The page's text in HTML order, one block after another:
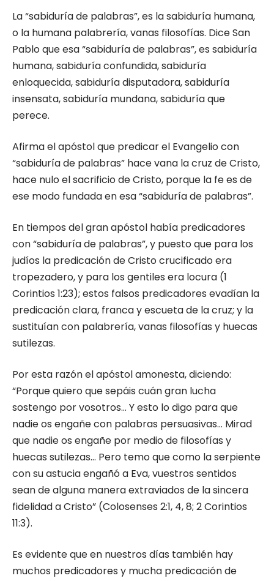
La “sabiduría de palabras”, es la sabiduría humana,
o la humana palabrería, vanas filosofías. Dice San
Pablo que esa “sabiduría de palabras”, es sabiduría
humana, sabiduría confundida, sabiduría
enloquecida, sabiduría disputadora, sabiduría
insensata, sabiduría mundana, sabiduría que
perece.
Afirma el apóstol que predicar el Evangelio con
“sabiduría de palabras” hace vana la cruz de Cristo,
hace nulo el sacrificio de Cristo, porque la fe es de
ese modo fundada en esa “sabiduría de palabras”.
En tiempos del gran apóstol había predicadores
con “sabiduría de palabras”, y puesto que para los
judíos la predicación de Cristo crucificado era
tropezadero, y para los gentiles era locura (1
Corintios 1:23); estos falsos predicadores evadían la
predicación clara, franca y escueta de la cruz; y la
sustituían con palabrería, vanas filosofías y huecas
sutilezas.
Por esta razón el apóstol amonesta, diciendo:
“Porque quiero que sepáis cuán gran lucha
sostengo por vosotros… Y esto lo digo para que
nadie os engañe con palabras persuasivas… Mirad
que nadie os engañe por medio de filosofías y
huecas sutilezas… Pero temo que como la serpiente
con su astucia engañó a Eva, vuestros sentidos
sean de alguna manera extraviados de la sincera
fidelidad a Cristo” (Colosenses 2:1, 4, 8; 2 Corintios
11:3).
Es evidente que en nuestros días también hay
muchos predicadores y mucha predicación de